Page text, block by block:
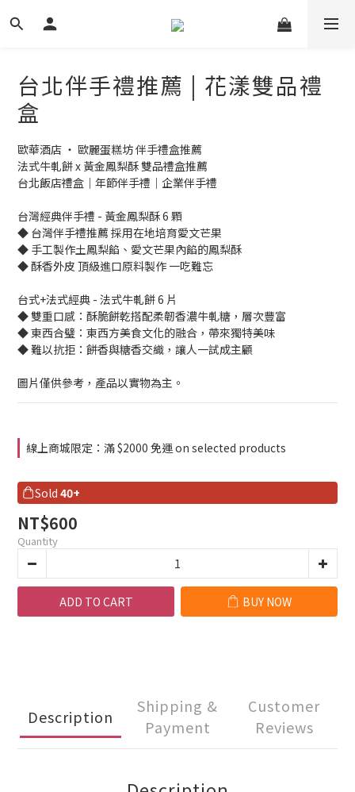
台北伴手禮推薦 | 花漾雙品禮
盒
歐華酒店 ‧ 歐麗蛋糕坊 伴手禮盒推薦
法式牛軋餅 x 黃金鳳梨酥 雙品禮盒推薦
台北飯店禮盒｜年節伴手禮｜企業伴手禮
台灣經典伴手禮 - 黃金鳳梨酥 6 顆
◆ 台灣伴手禮推薦 採用在地培育愛文芒果
◆ 手工製作土鳳梨餡、愛文芒果內餡的鳳梨酥
◆ 酥香外皮 頂級進口原料製作 一吃難忘
台式+法式經典 - 法式牛軋餅 6 片
◆ 雙重口感：酥脆餅乾搭配柔韌香濃牛軋糖，層次豐富
◆ 東西合璧：東西方美食文化的融合，帶來獨特美味
◆ 難以抗拒：餅香與糖香交織，讓人一試成主顧
圖片僅供參考，產品以實物為主。
線上商城限定：滿 $2000 免運 on selected products
Sold 40+
NT$600
Quantity
ADD TO CART BUY NOW
Description
Shipping &
Payment
Customer
Reviews